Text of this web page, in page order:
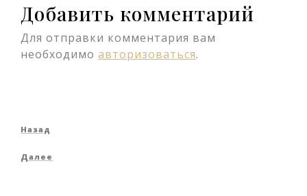
Добавить комментарий
Для отправки комментария вам
необходимо авторизоваться.
Навигация
по
Предыдущая
Назад
Следующая
Далее